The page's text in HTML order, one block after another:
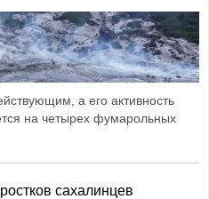
а его активность
на четырех фумарольных
сахалинцев